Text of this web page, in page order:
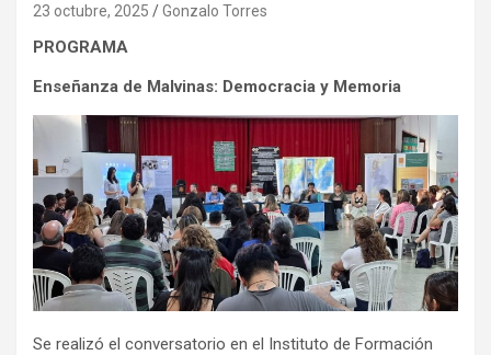
23 octubre, 2025 Gonzalo Torres
PROGRAMA
Enseñanza de Malvinas: Democracia y Memoria
Se realizó el conversatorio en el Instituto de Formación